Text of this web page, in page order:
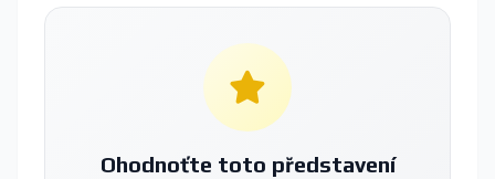
Ohodnoťte toto představení